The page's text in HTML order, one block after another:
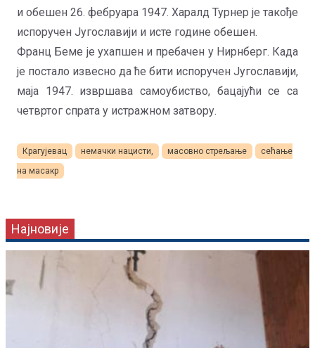
и обешен 26. фебруара 1947. Харалд Турнер је такође
испоручен Југославији и исте године обешен.
Франц Беме је ухапшен и пребачен у Нирнберг. Када
је постало извесно да ће бити испоручен Југославији,
маја 1947. извршава самоубиство, бацајући се са
четвртог спрата у истражном затвору.
Крагујевац немачки нацисти, масовно стрељање
сећање
на масакр
Најновије